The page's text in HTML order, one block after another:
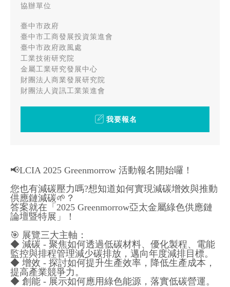
協辦單位
臺中市政府
臺中市工商發展投資策進會
臺中市政府政風處
工業技術研究院
金屬工業研究發展中心
財團法人商業發展研究院
財團法人資訊工業策進會
我要報名
📢LCIA 2025 Greenmorrow 活動報名開始囉！
您也有減碳壓力嗎?想知道如何實現減碳增效與推動
供應鏈減碳🌱？
答案就在「2025 Greenmorrow亞太金屬綠色供應鏈
論壇暨特展」！
🎯 展覽三大主軸：
◆ 減碳 - 聚焦如何透過低碳材料、優化製程、電能
監控與排程管理減少碳排放，邁向年度減排目標。
◆ 增效 - 探討如何提升生產效率，降低生產成本，
提高產業競爭力。
◆ 創能 - 展示如何應用綠色能源，落實低碳營運。